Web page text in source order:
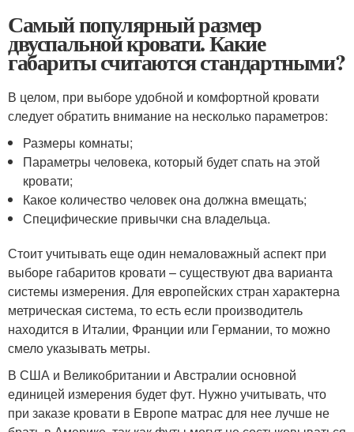
Самый популярный размер
двуспальной кровати. Какие
габариты считаются стандартными?
В целом, при выборе удобной и комфортной кровати
следует обратить внимание на несколько параметров:
Размеры комнаты;
Параметры человека, который будет спать на этой
кровати;
Какое количество человек она должна вмещать;
Специфические привычки сна владельца.
Стоит учитывать еще один немаловажный аспект при
выборе габаритов кровати – существуют два варианта
системы измерения. Для европейских стран характерна
метрическая система, то есть если производитель
находится в Италии, Франции или Германии, то можно
смело указывать метры.
В США и Великобритании и Австралии основной
единицей измерения будет фут. Нужно учитывать, что
при заказе кровати в Европе матрас для нее лучше не